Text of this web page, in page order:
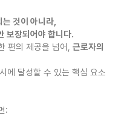
것이 아니라,
보장되어야 합니다.
편의 제공을 넘어, 근로자의
에 달성할 수 있는 핵심 요소
: